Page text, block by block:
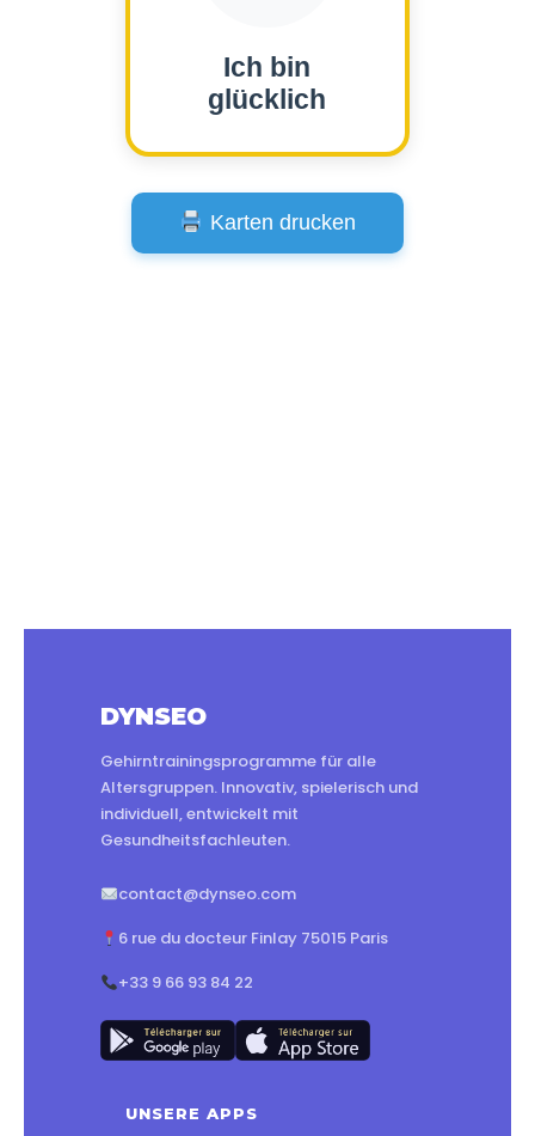
Ich bin
glücklich
Karten drucken
DYNSEO
Gehirntrainingsprogramme für alle
Altersgruppen. Innovativ, spielerisch und
individuell, entwickelt mit
Gesundheitsfachleuten.
contact@dynseo.com
6 rue du docteur Finlay 75015 Paris
+33 9 66 93 84 22
UNSERE APPS